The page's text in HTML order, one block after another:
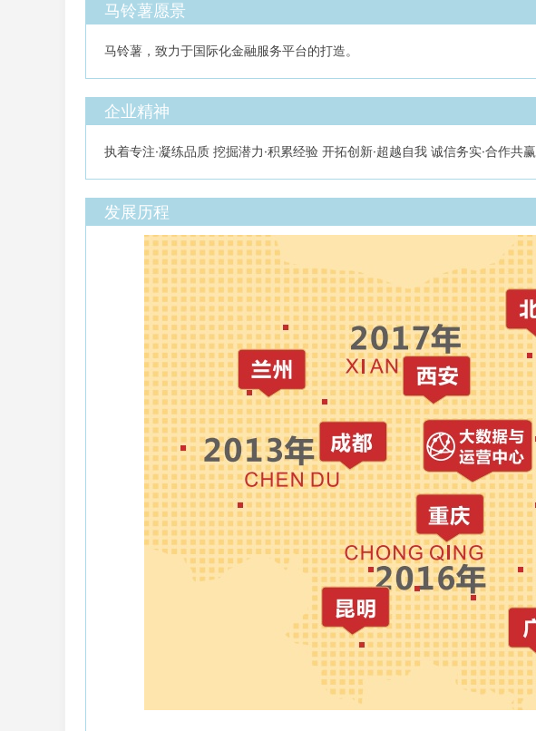
马铃薯愿景
马铃薯，致力于国际化金融服务平台的打造。
企业精神
执着专注·凝练品质 挖掘潜力·积累经验 开拓创新·超越自我 诚信务实·合作共赢
发展历程